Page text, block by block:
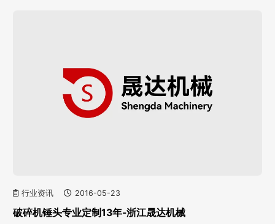
行业资讯 2016-05-23
破碎机锤头专业定制13年-浙江晟达机械